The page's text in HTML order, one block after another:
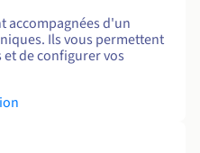
accompagnées d'un
Ils vous permettent
de configurer vos